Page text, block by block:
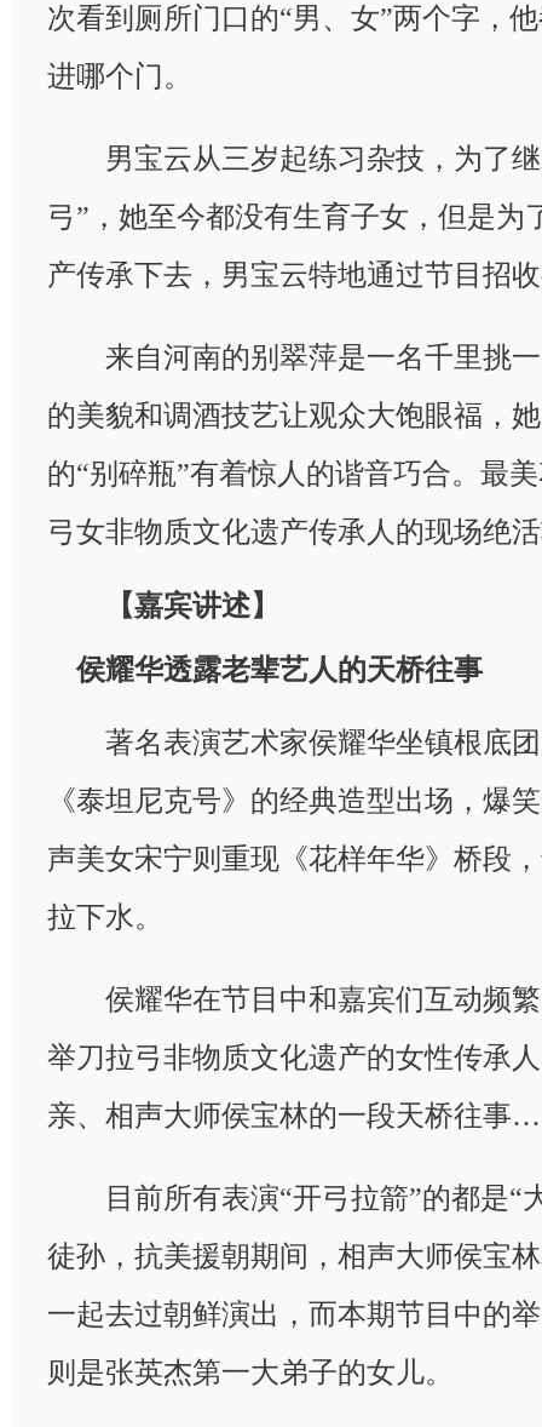
次看到厕所门口的“男、女”两个字，
进哪个门。
男宝云从三岁起练习杂技，为了继
弓”，她至今都没有生育子女，但是为
产传承下去，男宝云特地通过节目招
来自河南的别翠萍是一名千里挑一
的美貌和调酒技艺让观众大饱眼福，
的“别碎瓶”有着惊人的谐音巧合。最
弓女非物质文化遗产传承人的现场绝
【嘉宾讲述】
侯耀华透露老辈艺人的天桥往事
著名表演艺术家侯耀华坐镇根底团
《泰坦尼克号》的经典造型出场，爆
声美女宋宁则重现《花样年华》桥段
拉下水。
侯耀华在节目中和嘉宾们互动频繁
举刀拉弓非物质文化遗产的女性传承
亲、相声大师侯宝林的一段天桥往事
目前所有表演“开弓拉箭”的都是“
徒孙，抗美援朝期间，相声大师侯宝
一起去过朝鲜演出，而本期节目中的
则是张英杰第一大弟子的女儿。